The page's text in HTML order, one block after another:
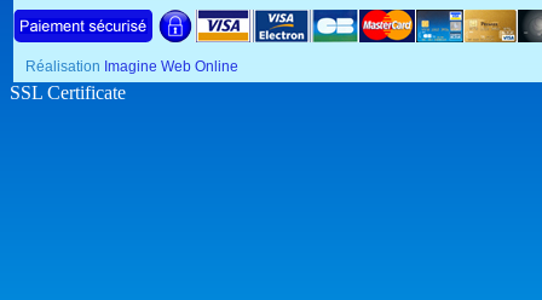
Réalisation Imagine Web Online
SSL Certificate